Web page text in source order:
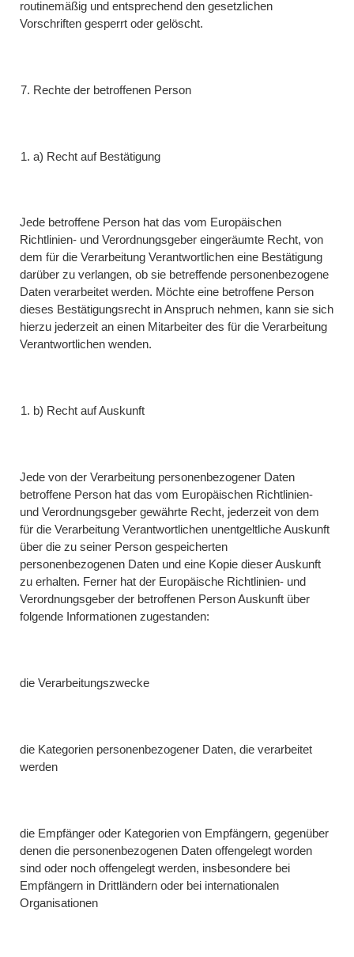
routinemäßig und entsprechend den gesetzlichen
Vorschriften gesperrt oder gelöscht.
Rechte der betroffenen Person
a) Recht auf Bestätigung
Jede betroffene Person hat das vom Europäischen
Richtlinien- und Verordnungsgeber eingeräumte Recht, von
dem für die Verarbeitung Verantwortlichen eine Bestätigung
darüber zu verlangen, ob sie betreffende personenbezogene
Daten verarbeitet werden. Möchte eine betroffene Person
dieses Bestätigungsrecht in Anspruch nehmen, kann sie sich
hierzu jederzeit an einen Mitarbeiter des für die Verarbeitung
Verantwortlichen wenden.
b) Recht auf Auskunft
Jede von der Verarbeitung personenbezogener Daten
betroffene Person hat das vom Europäischen Richtlinien-
und Verordnungsgeber gewährte Recht, jederzeit von dem
für die Verarbeitung Verantwortlichen unentgeltliche Auskunft
über die zu seiner Person gespeicherten
personenbezogenen Daten und eine Kopie dieser Auskunft
zu erhalten. Ferner hat der Europäische Richtlinien- und
Verordnungsgeber der betroffenen Person Auskunft über
folgende Informationen zugestanden:
die Verarbeitungszwecke
die Kategorien personenbezogener Daten, die verarbeitet
werden
die Empfänger oder Kategorien von Empfängern, gegenüber
denen die personenbezogenen Daten offengelegt worden
sind oder noch offengelegt werden, insbesondere bei
Empfängern in Drittländern oder bei internationalen
Organisationen